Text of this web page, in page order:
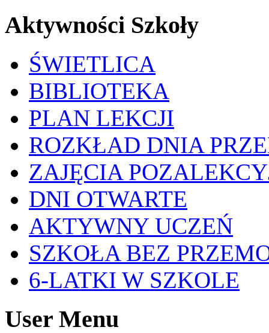
Aktywności Szkoły
ŚWIETLICA
BIBLIOTEKA
PLAN LEKCJI
ROZKŁAD DNIA
ZAJĘCIA
DNI OTWARTE
AKTYWNY UCZEŃ
SZKOŁA BEZ
6-LATKI W SZKOLE
User Menu